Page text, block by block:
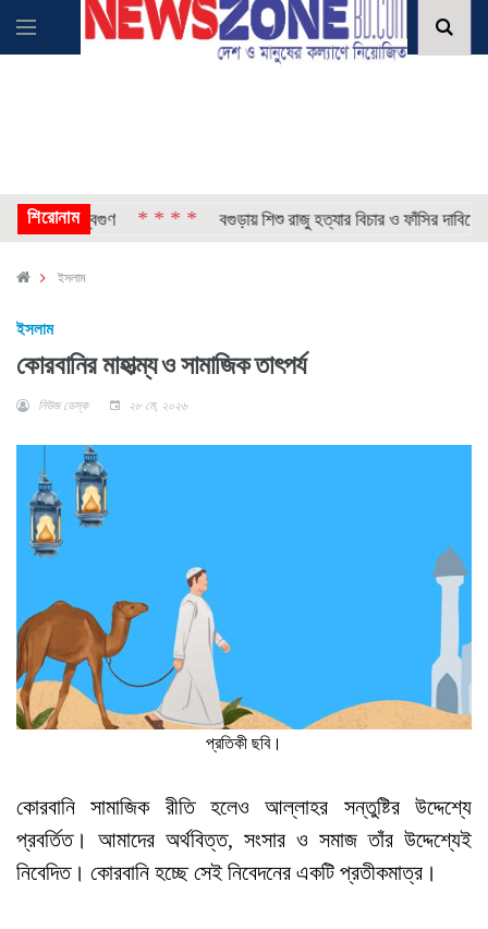
শিরোনাম
দ্বিগুণ * * * * বগুড়ায় শিশু রাজু হত্যার বিচার ও ফাঁসির দাবিতে মহাসড়ক
ইসলাম
ইসলাম
কোরবানির মাহাত্ম্য ও সামাজিক তাৎপর্য
নিউজ ডেস্ক ২৮ মে, ২০২৬
প্রতিকী ছবি।
কোরবানি সামাজিক রীতি হলেও আল্লাহর সন্তুষ্টির উদ্দেশ্যে
প্রবর্তিত। আমাদের অর্থবিত্ত, সংসার ও সমাজ তাঁর উদ্দেশ্যেই
নিবেদিত। কোরবানি হচ্ছে সেই নিবেদনের একটি প্রতীকমাত্র।